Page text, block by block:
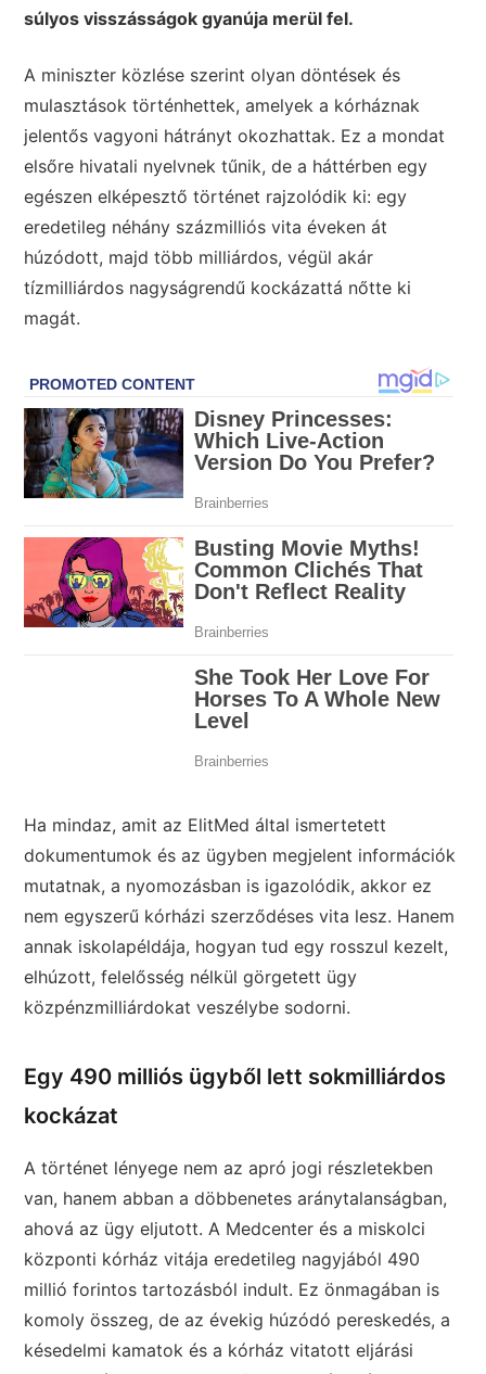
súlyos visszásságok gyanúja merül fel.
A miniszter közlése szerint olyan döntések és
mulasztások történhettek, amelyek a kórháznak
jelentős vagyoni hátrányt okozhattak. Ez a mondat
elsőre hivatali nyelvnek tűnik, de a háttérben egy
egészen elképesztő történet rajzolódik ki: egy
eredetileg néhány százmilliós vita éveken át
húzódott, majd több milliárdos, végül akár
tízmilliárdos nagyságrendű kockázattá nőtte ki
magát.
Ha mindaz, amit az ElitMed által ismertetett
dokumentumok és az ügyben megjelent információk
mutatnak, a nyomozásban is igazolódik, akkor ez
nem egyszerű kórházi szerződéses vita lesz. Hanem
annak iskolapéldája, hogyan tud egy rosszul kezelt,
elhúzott, felelősség nélkül görgetett ügy
közpénzmilliárdokat veszélybe sodorni.
Egy 490 milliós ügyből lett sokmilliárdos
kockázat
A történet lényege nem az apró jogi részletekben
van, hanem abban a döbbenetes aránytalanságban,
ahová az ügy eljutott. A Medcenter és a miskolci
központi kórház vitája eredetileg nagyjából 490
millió forintos tartozásból indult. Ez önmagában is
komoly összeg, de az évekig húzódó pereskedés, a
késedelmi kamatok és a kórház vitatott eljárási